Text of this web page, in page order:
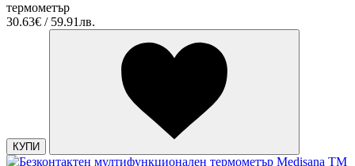
термометър
30.63€ / 59.91лв.
КУПИ